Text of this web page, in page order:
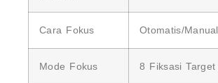
Cara Fokus Otomatis/manual
Mode Fokus 8 Fiksasi Target